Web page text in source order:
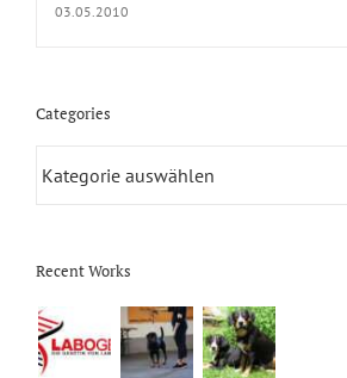
03.05.2010
Categories
Categories
Recent Works